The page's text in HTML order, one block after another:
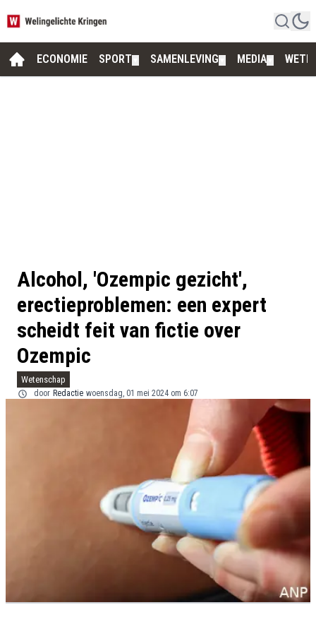
ECONOMIE SPORT SAMENLEVING MEDIA
Alcohol, 'Ozempic gezicht',
erectieproblemen: een expert
scheidt feit van fictie over
Ozempic
Wetenschap
door Redactie woensdag, 01 mei 2024 om 6:07